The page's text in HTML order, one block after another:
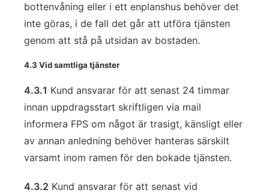
bottenvåning eller i ett enplanshus behöver det
inte göras, i de fall det går att utföra tjänsten
genom att stå på utsidan av bostaden.
4.3 Vid samtliga tjänster
4.3.1 Kund ansvarar för att senast 24 timmar
innan uppdragsstart skriftligen via mail
informera FPS om något är trasigt, känsligt eller
av annan anledning behöver hanteras särskilt
varsamt inom ramen för den bokade tjänsten.
4.3.2 Kund ansvarar för att senast vid